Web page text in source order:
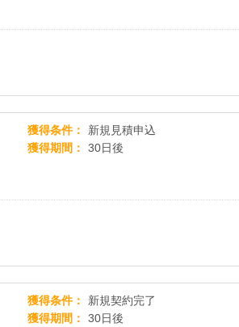
獲得条件
新規見積申込
獲得期間
30日後
獲得条件
新規契約完了
獲得期間
30日後